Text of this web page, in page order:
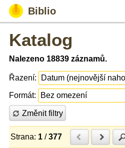
Biblio
Katalog
Nalezeno 18839 záznamů.
Řazení:
Formát:
Změnit filtry
Strana: 1 /377 Předchozí
Další